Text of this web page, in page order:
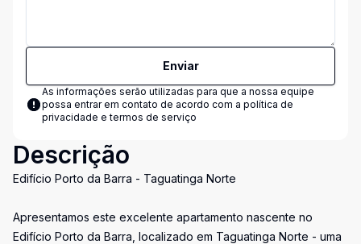
Enviar
As informações serão utilizadas para que a nossa equipe
possa entrar em contato de acordo com a política de
privacidade e termos de serviço
Descrição
Edifício Porto da Barra - Taguatinga Norte
Apresentamos este excelente apartamento nascente no
Edifício Porto da Barra, localizado em Taguatinga Norte - uma